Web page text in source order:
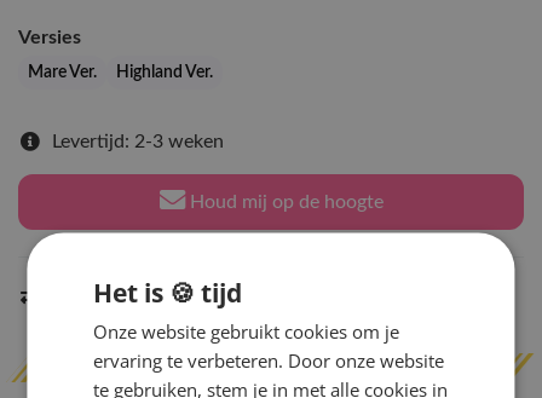
Versies
Mare Ver. Highland Ver.
Levertijd: 2-3 weken
Houd mij op de hoogte
Indien op voorraad binnen 2 werkdagen
Het is 🍪 tijd
Onze website gebruikt cookies om je
ervaring te verbeteren. Door onze website
te gebruiken, stem je in met alle cookies in